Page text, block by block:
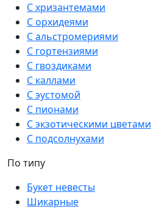
С хризантемами
С орхидеями
С альстромериями
С гортензиями
С гвоздиками
С каллами
С эустомой
С пионами
С экзотическими цветами
С подсолнухами
По типу
Букет невесты
Шикарные